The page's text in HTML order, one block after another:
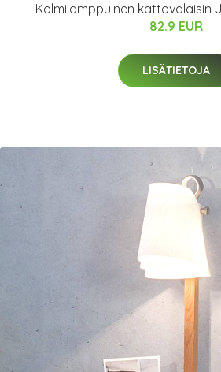
Kolmilamppuinen kattovalaisin
82.9 EUR
LISÄTIETOJA